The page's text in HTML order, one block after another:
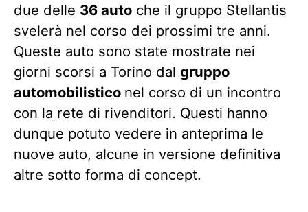
due delle 36 auto che il gruppo Stellantis
svelerà nel corso dei prossimi tre anni.
Queste auto sono state mostrate nei
giorni scorsi a Torino dal gruppo
automobilistico nel corso di un incontro
con la rete di rivenditori. Questi hanno
dunque potuto vedere in anteprima le
nuove auto, alcune in versione definitiva
altre sotto forma di concept.